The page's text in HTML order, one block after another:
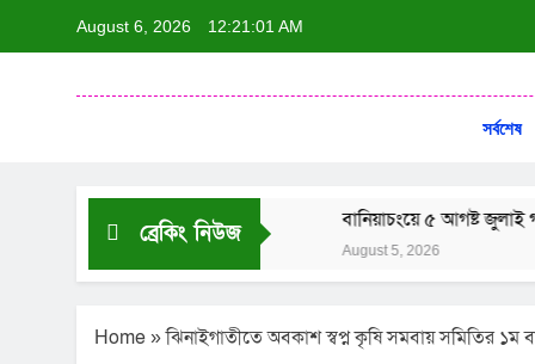
August 6, 2026 12:21:02 AM
সর্বশেষ
ব্রেকিং নিউজবানিয়াচংয়ে ৫ আগষ্ট জুলাই গণ- অভ্যুত্থান
Home»ঝিনাইগাতীতে অবকাশ স্বপ্ন কৃষি সমবায় সমিতির ১ম